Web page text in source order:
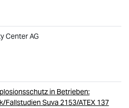
Center AG
in Betrieben:
Fallstudien Suva 2153/ATEX 137